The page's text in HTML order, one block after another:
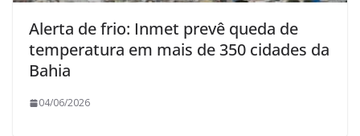
Alerta de frio: Inmet prevê queda de
temperatura em mais de 350 cidades da
Bahia
04/06/2026